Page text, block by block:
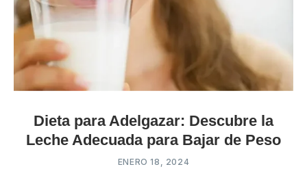
Dieta para Adelgazar: Descubre la
Leche Adecuada para Bajar de Peso
ENERO 18, 2024